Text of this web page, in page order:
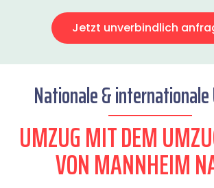
Jetzt unverbindlich
Nationale & internationale
UMZUG MIT DEM
VON MANNHEIM